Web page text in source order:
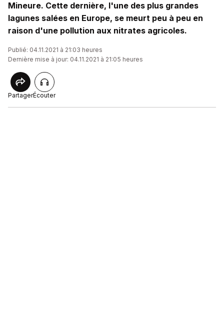
Mineure. Cette dernière, l'une des plus grandes
lagunes salées en Europe, se meurt peu à peu en
raison d'une pollution aux nitrates agricoles.
Publié: 04.11.2021 à 21:03 heures
Dernière mise à jour: 04.11.2021 à 21:05 heures
PartagerÉcouter